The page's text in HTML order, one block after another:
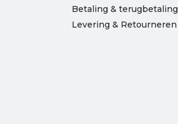
Betaling & terugbetaling
Levering & Retourneren